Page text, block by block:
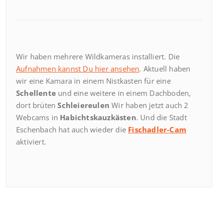
Wir haben mehrere Wildkameras installiert. Die
Aufnahmen kannst Du hier ansehen. Aktuell haben
wir eine Kamara in einem Nistkasten für eine
Schellente und eine weitere in einem Dachboden,
dort brütenSchleiereulen Wir haben jetzt auch 2
Webcams in Habichtskauzkästen. Und die Stadt
Eschenbach hat auch wieder die Fischadler-Cam
aktiviert.